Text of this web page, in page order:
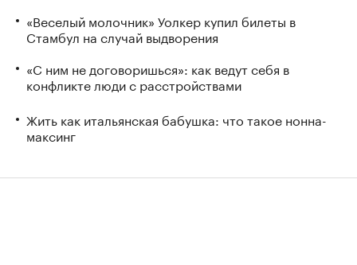
«Веселый молочник» Уолкер купил билеты в
Стамбул на случай выдворения
«С ним не договоришься»: как ведут себя в
конфликте люди с расстройствами
Жить как итальянская бабушка: что такое нонна-
максинг